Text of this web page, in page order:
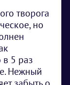
творога
но
в 5 раз
Нежный